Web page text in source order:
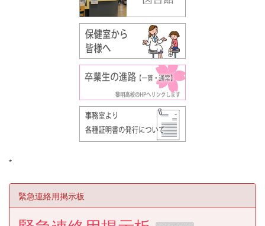
*
緊急連絡用掲示板